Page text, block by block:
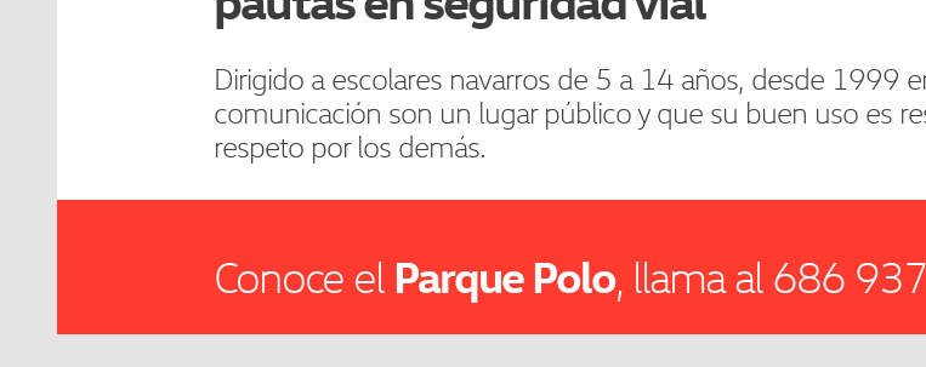
Dirigido a escolares navarros de 5 a 14 años, desde 1999
comunicación son un lugar público y que su buen uso es
respeto por los demás.
Conoce el Parque Polo, llama al 686